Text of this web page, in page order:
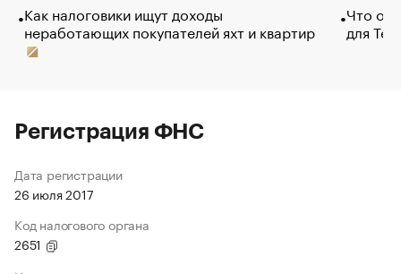
Как налоговики ищут доходы
неработающих покупателей яхт и квартир
Что
для
Регистрация ФНС
Дата регистрации
26 июля 2017
Код налогового органа
2651